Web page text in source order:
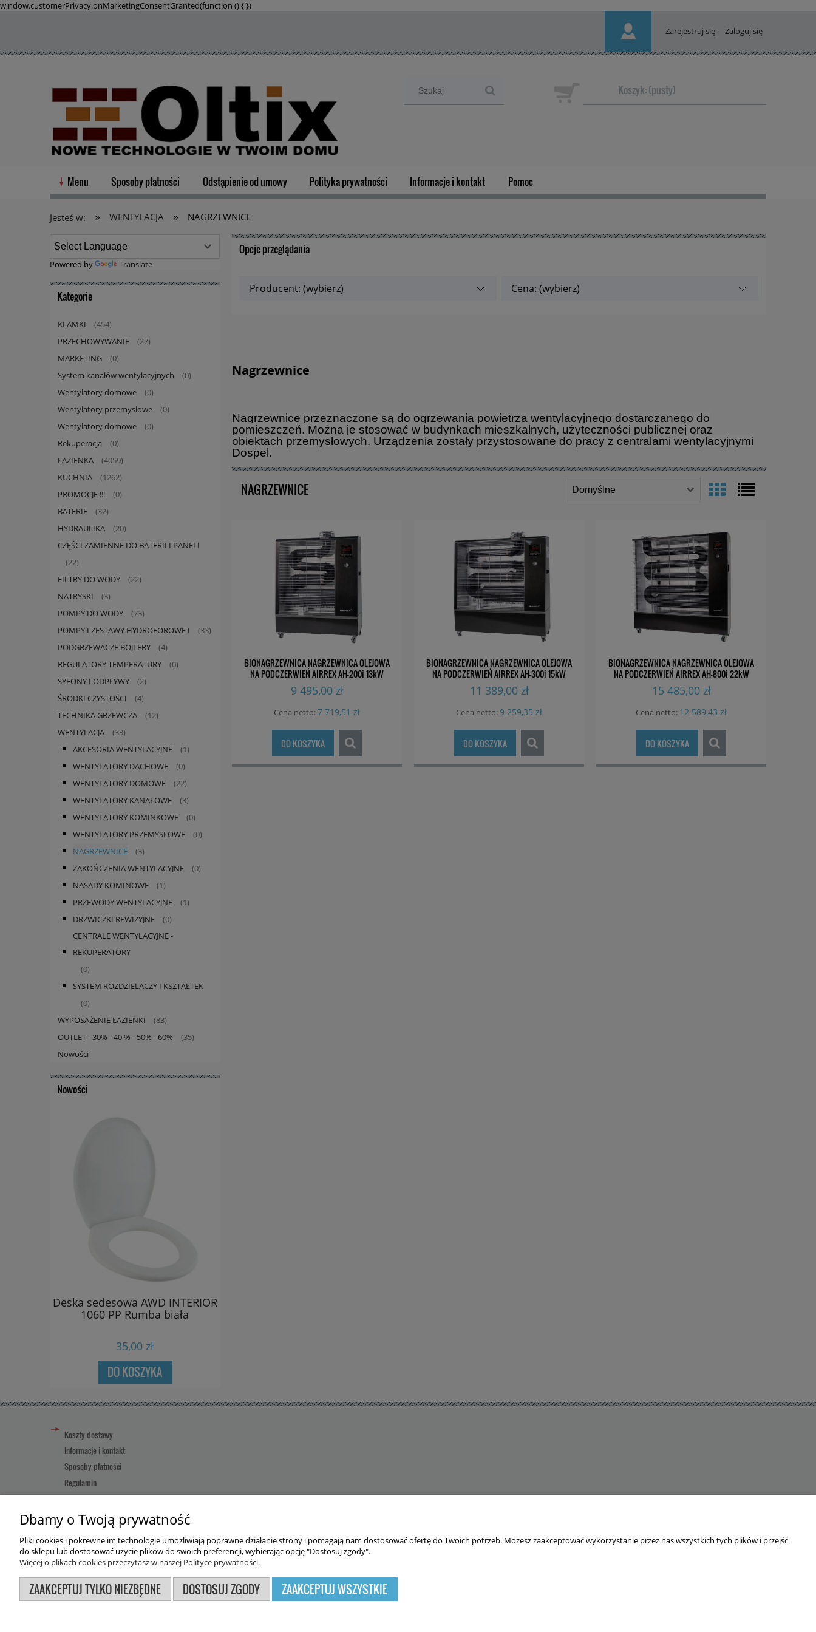
window.customerPrivacy.onMarketingConsentGranted(function () {})
Zarejestruj się Zaloguj się
Koszyk:(pusty)
Menu Sposoby płatności Odstąpienie od umowy Polityka prywatności Informacje i kontakt Pomoc
Jesteś w: » WENTYLACJA » NAGRZEWNICE
Powered by Translate
Kategorie
KLAMKI (454)
PRZECHOWYWANIE (27)
MARKETING (0)
System kanałów wentylacyjnych (0)
Wentylatory domowe (0)
Wentylatory przemysłowe (0)
Wentylatory domowe (0)
Rekuperacja (0)
ŁAZIENKA (4059)
KUCHNIA (1262)
PROMOCJE !!! (0)
BATERIE (32)
HYDRAULIKA (20)
CZĘŚCI ZAMIENNE DO BATERII I PANELI
(22)
FILTRY DO WODY (22)
NATRYSKI (3)
POMPY DO WODY (73)
POMPY I ZESTAWY HYDROFOROWE I (33)
PODGRZEWACZE BOJLERY (4)
REGULATORY TEMPERATURY (0)
SYFONY I ODPŁYWY (2)
ŚRODKI CZYSTOŚCI (4)
TECHNIKA GRZEWCZA (12)
WENTYLACJA (33)
AKCESORIA WENTYLACYJNE (1)
WENTYLATORY DACHOWE (0)
WENTYLATORY DOMOWE (22)
WENTYLATORY KANAŁOWE (3)
WENTYLATORY KOMINKOWE (0)
WENTYLATORY PRZEMYSŁOWE (0)
NAGRZEWNICE (3)
ZAKOŃCZENIA WENTYLACYJNE (0)
NASADY KOMINOWE (1)
PRZEWODY WENTYLACYJNE (1)
DRZWICZKI REWIZYJNE (0)
CENTRALE WENTYLACYJNE -
REKUPERATORY
(0)
SYSTEM ROZDZIELACZY I KSZTAŁTEK
(0)
WYPOSAŻENIE ŁAZIENKI (83)
OUTLET - 30% - 40 % - 50% - 60% (35)
Nowości
Nowości
Deska sedesowa AWD INTERIOR
1060 PP Rumba biała
35,00 zł
DO KOSZYKA
Opcje przeglądania
Producent: (wybierz) Cena: (wybierz)
Nagrzewnice
Nagrzewnice przeznaczone są do ogrzewania powietrza wentylacyjnego dostarczanego do
pomieszczeń. Można je stosować w budynkach mieszkalnych, użyteczności publicznej oraz
obiektach przemysłowych. Urządzenia zostały przystosowane do pracy z centralami wentylacyjnymi
Dospel.
NAGRZEWNICE
BIONAGRZEWNICA NAGRZEWNICA OLEJOWA
NA PODCZERWIEŃ AIRREX AH-200i 13kW
9 495,00 zł
Cena netto:7 719,51 zł
DO KOSZYKA
BIONAGRZEWNICA NAGRZEWNICA OLEJOWA
NA PODCZERWIEŃ AIRREX AH-300i 15kW
11 389,00 zł
Cena netto: 9 259,35 zł
DO KOSZYKA
BIONAGRZEWNICA NAGRZEWNICA OLEJOWA
NA PODCZERWIEŃ AIRREX AH-800i 22kW
15 485,00 zł
Cena netto: 12 589,43 zł
DO KOSZYKA
Koszty dostawy
Informacje i kontakt
Sposoby płatności
Regulamin
Reklamacja towaru
Pomoc
Użytkowanie sklepu oznacza zgodę na wykorzystywanie plików cookies. Szczegółowe informacje w regulaminie.
Sklep internetowy Shoper.pl
Dbamy o Twoją prywatność
Pliki cookies i pokrewne im technologie umożliwiają poprawne działanie strony i pomagają nam dostosować ofertę do Twoich potrzeb. Możesz zaakceptować wykorzystanie przez nas wszystkich tych plików i przejść
do sklepu lub dostosować użycie plików do swoich preferencji, wybierając opcję "Dostosuj zgody".
Więcej o plikach cookies przeczytasz w naszej Polityce prywatności.
ZAAKCEPTUJ TYLKO NIEZBĘDNE DOSTOSUJ ZGODY ZAAKCEPTUJ WSZYSTKIE